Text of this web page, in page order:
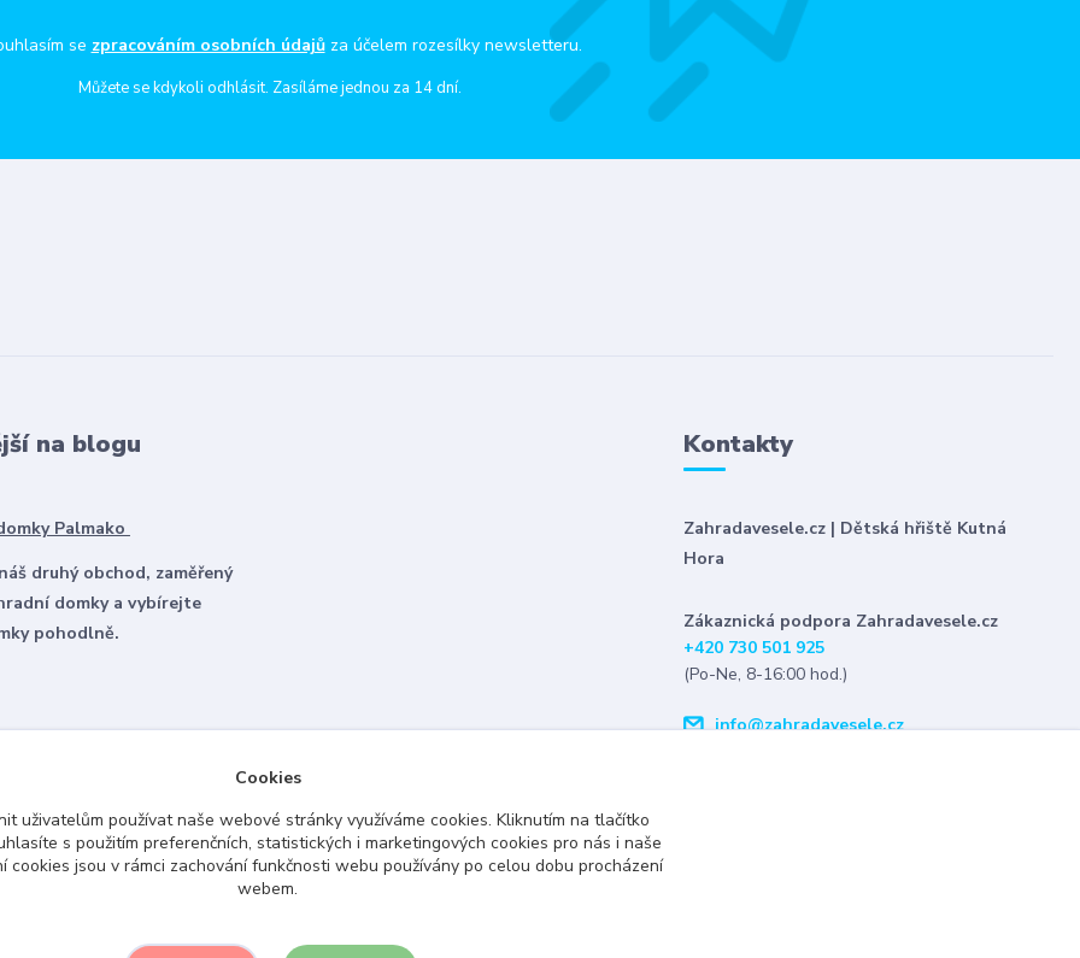
se zpracováním osobních údajůza účelem rozesílky newsletteru.
Můžete se kdykoli odhlásit. Zasíláme jednou za 14 dní.
na blogu
Palmako
druhý obchod, zaměřený
domky a vybírejte
pohodlně.
Kontakty
Zahradavesele.cz | Dětská hřiště Kutná
Hora
Zákaznická podpora Zahradavesele.cz
+420 730 501 925
(Po-Ne, 8-16:00 hod.)
info@zahradavesele.cz
Cookies
uživatelům používat naše webové stránky využíváme cookies. Kliknutím na tlačítko
s použitím preferenčních, statistických i marketingových cookies pro nás i naše
cookies jsou v rámci zachování funkčnosti webu používány po celou dobu procházení
webem.